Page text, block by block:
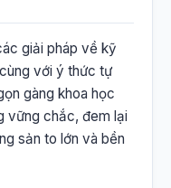
giải pháp về kỹ
với ý thức tự
gàng khoa học
vững chắc, đem lại
sản to lớn và bền